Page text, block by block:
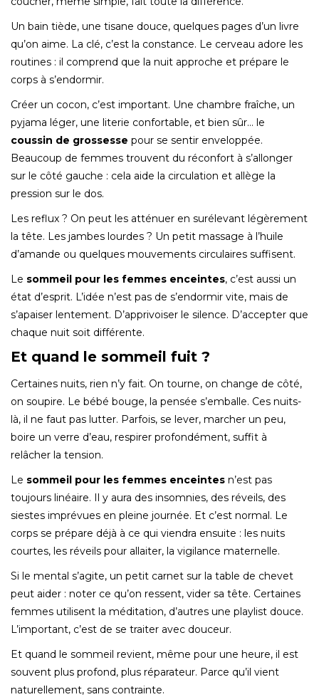
Un bain tiède, une tisane douce, quelques pages d’un livre
qu’on aime. La clé, c’est la constance. Le cerveau adore les
routines : il comprend que la nuit approche et prépare le
corps à s’endormir.
Créer un cocon, c’est important. Une chambre fraîche, un
pyjama léger, une literie confortable, et bien sûr… le
coussin de grossesse pour se sentir enveloppée.
Beaucoup de femmes trouvent du réconfort à s’allonger
sur le côté gauche : cela aide la circulation et allège la
pression sur le dos.
Les reflux ? On peut les atténuer en surélevant légèrement
la tête. Les jambes lourdes ? Un petit massage à l’huile
d’amande ou quelques mouvements circulaires suffisent.
Le sommeil pour les femmes enceintes, c’est aussi un
état d’esprit. L’idée n’est pas de s’endormir vite, mais de
s’apaiser lentement. D’apprivoiser le silence. D’accepter que
chaque nuit soit différente.
Et quand le sommeil fuit ?
Certaines nuits, rien n’y fait. On tourne, on change de côté,
on soupire. Le bébé bouge, la pensée s’emballe. Ces nuits-
là, il ne faut pas lutter. Parfois, se lever, marcher un peu,
boire un verre d’eau, respirer profondément, suffit à
relâcher la tension.
Le sommeil pour les femmes enceintes n’est pas
toujours linéaire. Il y aura des insomnies, des réveils, des
siestes imprévues en pleine journée. Et c’est normal. Le
corps se prépare déjà à ce qui viendra ensuite : les nuits
courtes, les réveils pour allaiter, la vigilance maternelle.
Si le mental s’agite, un petit carnet sur la table de chevet
peut aider : noter ce qu’on ressent, vider sa tête. Certaines
femmes utilisent la méditation, d’autres une playlist douce.
L’important, c’est de se traiter avec douceur.
Et quand le sommeil revient, même pour une heure, il est
souvent plus profond, plus réparateur. Parce qu’il vient
naturellement, sans contrainte.